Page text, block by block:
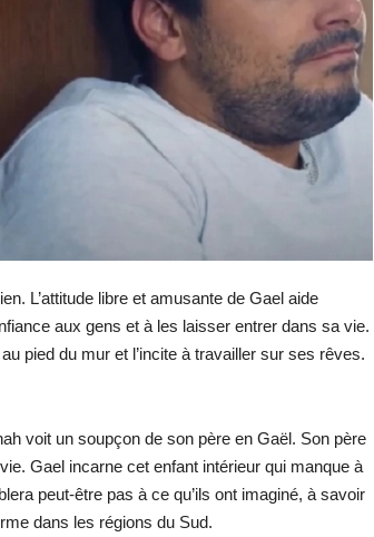
L’attitude libre et amusante de Gael aide
aux gens et à les laisser entrer dans sa vie.
pied du mur et l’incite à travailler sur ses rêves.
voit un soupçon de son père en Gaël. Son père
Gael incarne cet enfant intérieur qui manque à
peut-être pas à ce qu’ils ont imaginé, à savoir
dans les régions du Sud.